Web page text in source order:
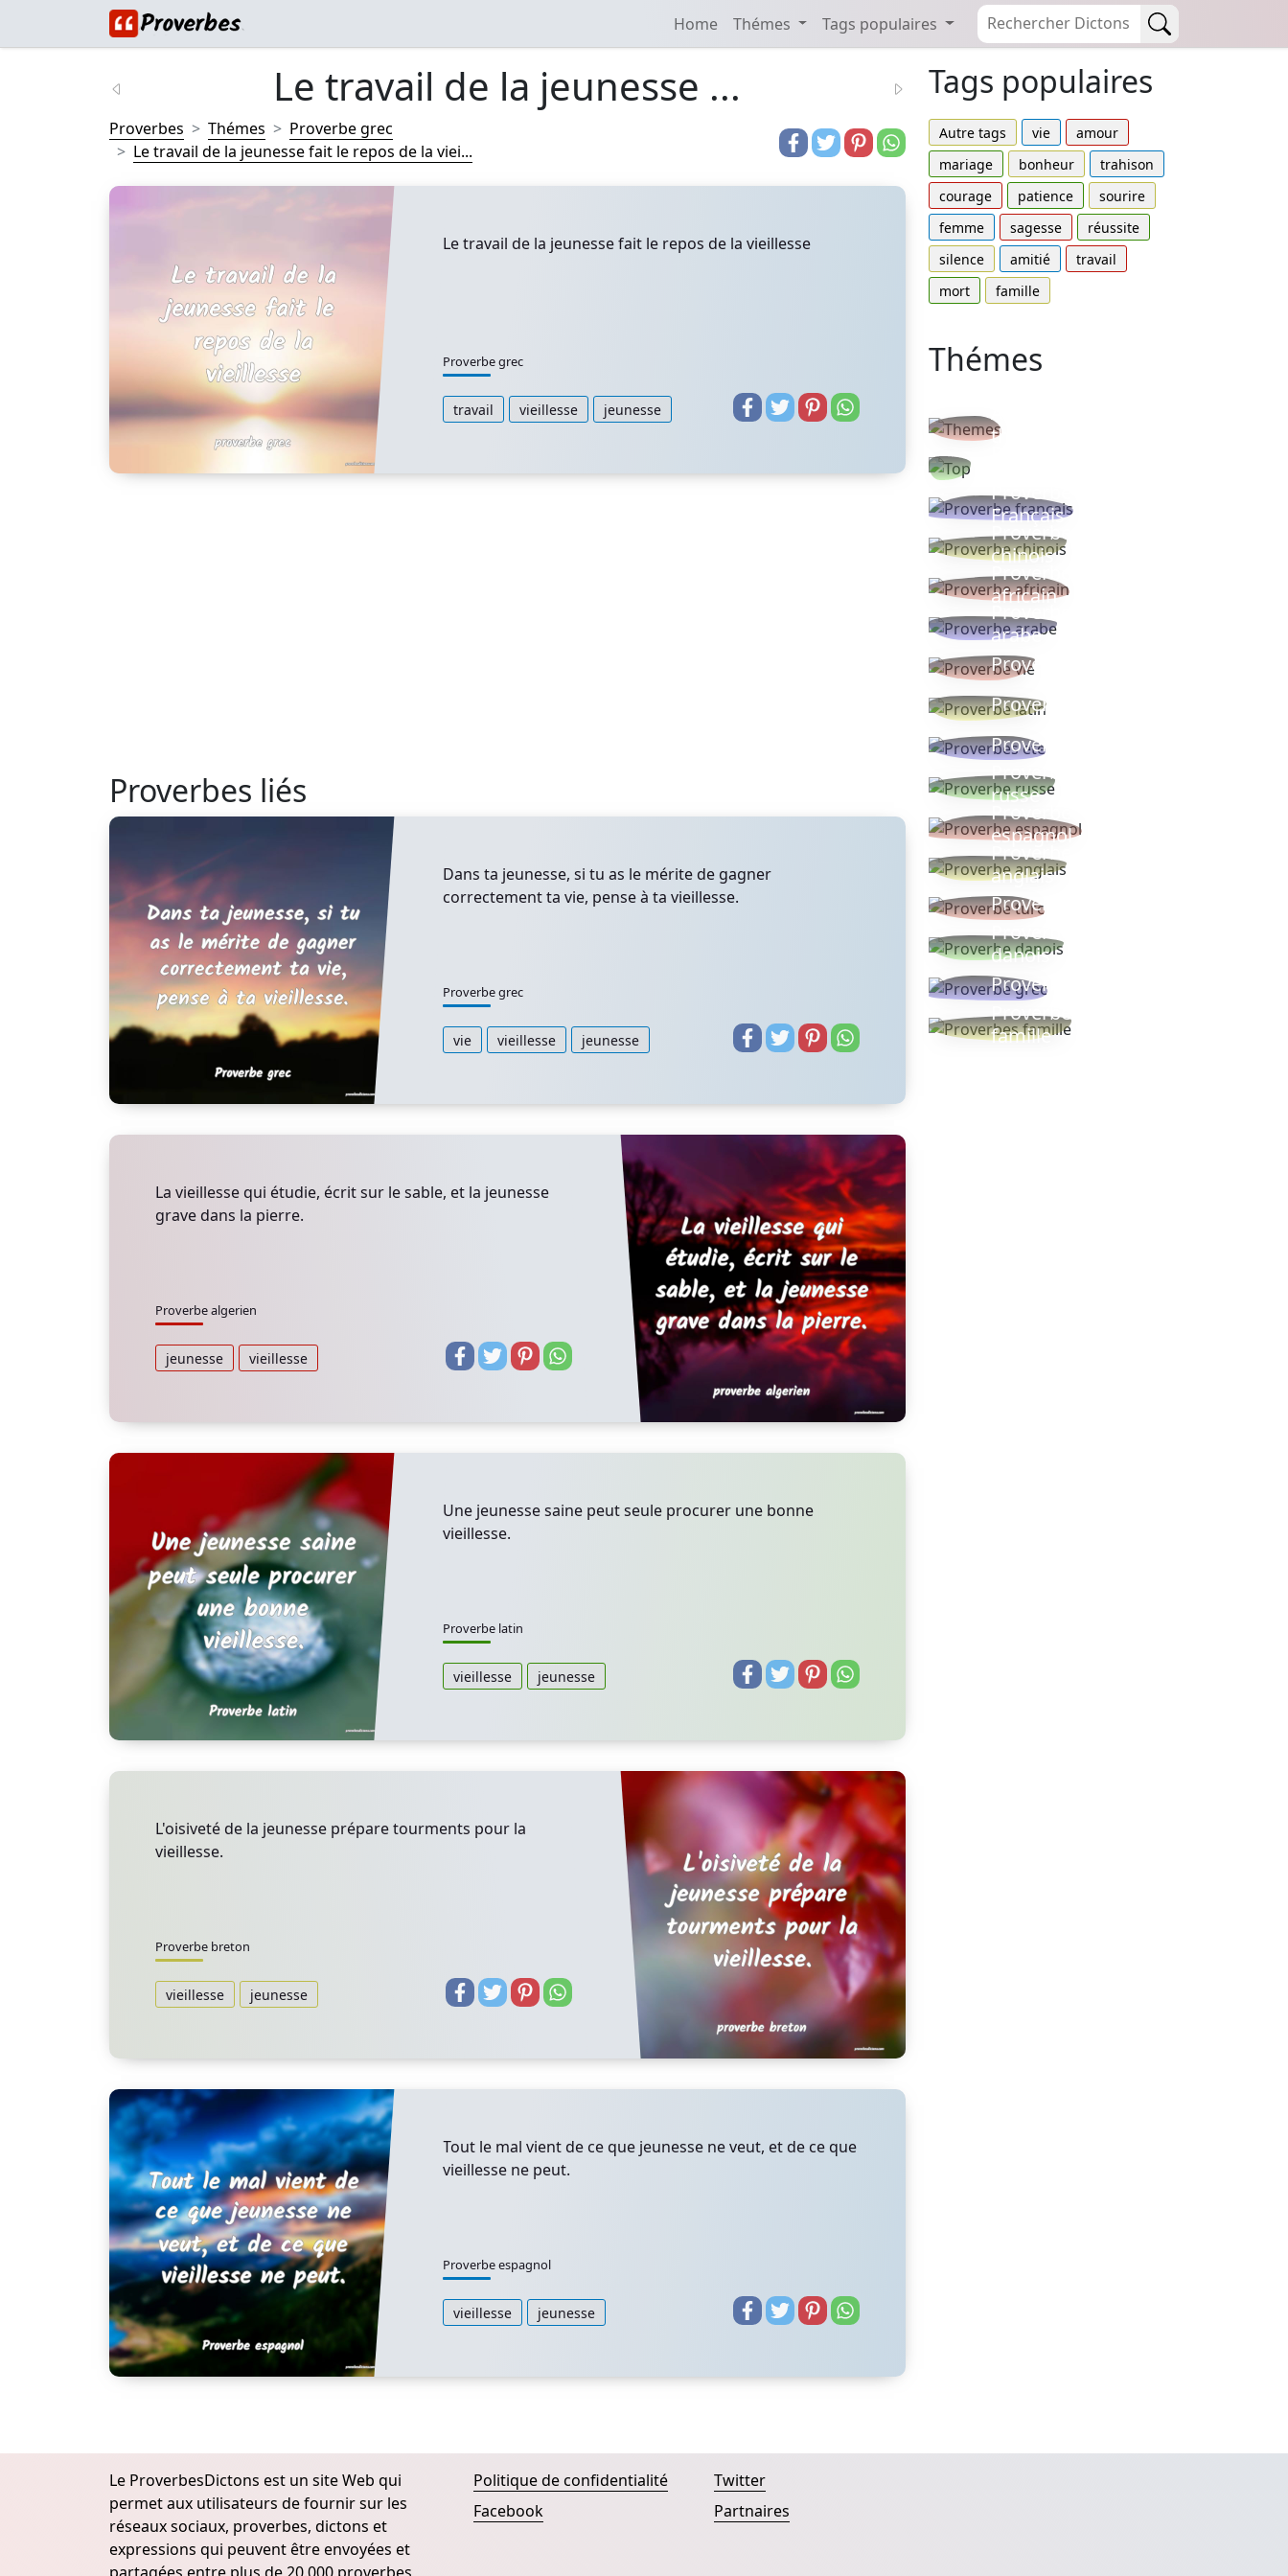
Home Thémes Tags populaires
Le travail de la jeunesse ...
Proverbes Thémes
Proverbe grec
Le travail de la jeunesse fait le repos de la viei...
Le travail de la jeunesse fait le repos de la vieillesse
Proverbe grec
travail vieillesse jeunesse
Proverbes liés
Dans ta jeunesse, si tu as le mérite de gagner
correctement ta vie, pense à ta vieillesse.
Proverbe grec
vie vieillesse jeunesse
La vieillesse qui étudie, écrit sur le sable, et la jeunesse
grave dans la pierre.
Proverbe algerien
jeunesse vieillesse
Une jeunesse saine peut seule procurer une bonne
vieillesse.
Proverbe latin
vieillesse jeunesse
L'oisiveté de la jeunesse prépare tourments pour la
vieillesse.
Proverbe breton
vieillesse jeunesse
Tout le mal vient de ce que jeunesse ne veut, et de ce que
vieillesse ne peut.
Proverbe espagnol
vieillesse jeunesse
Tags populaires
Autre tags vie
amour
mariage
bonheur
trahison
courage
patience
sourire
femme
sagesse
réussite
silence
amitié
travail
mort
famille
Thémes
thèmes
Proverbe
Français
Proverbe
chinois
Proverbe
africain
Proverbe
arabe
Proverbe vie
Proverbe latin
Proverbes ete
Proverbe
russe
Proverbe
espagnol
Proverbe
anglais
Proverbe turc
Proverbe
danois
Proverbe grec
Proverbes
famille
Le ProverbesDictons est un site Web qui
permet aux utilisateurs de fournir sur les
réseaux sociaux, proverbes, dictons et
expressions qui peuvent être envoyées et
Politique de confidentialité
Facebook
Twitter
Partnaires